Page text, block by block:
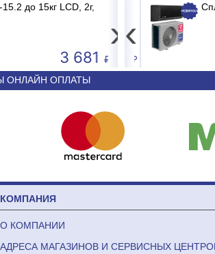
до 15кг LCD, 2г,
3 681
Принтер штрих-
›
E1 BURGOS BLACK
44 340
‹
ОНЛАЙН ОПЛАТЫ
КОМПАНИЯ
О КОМПАНИИ
АДРЕСА МАГАЗИНОВ И СЕРВИСНЫХ